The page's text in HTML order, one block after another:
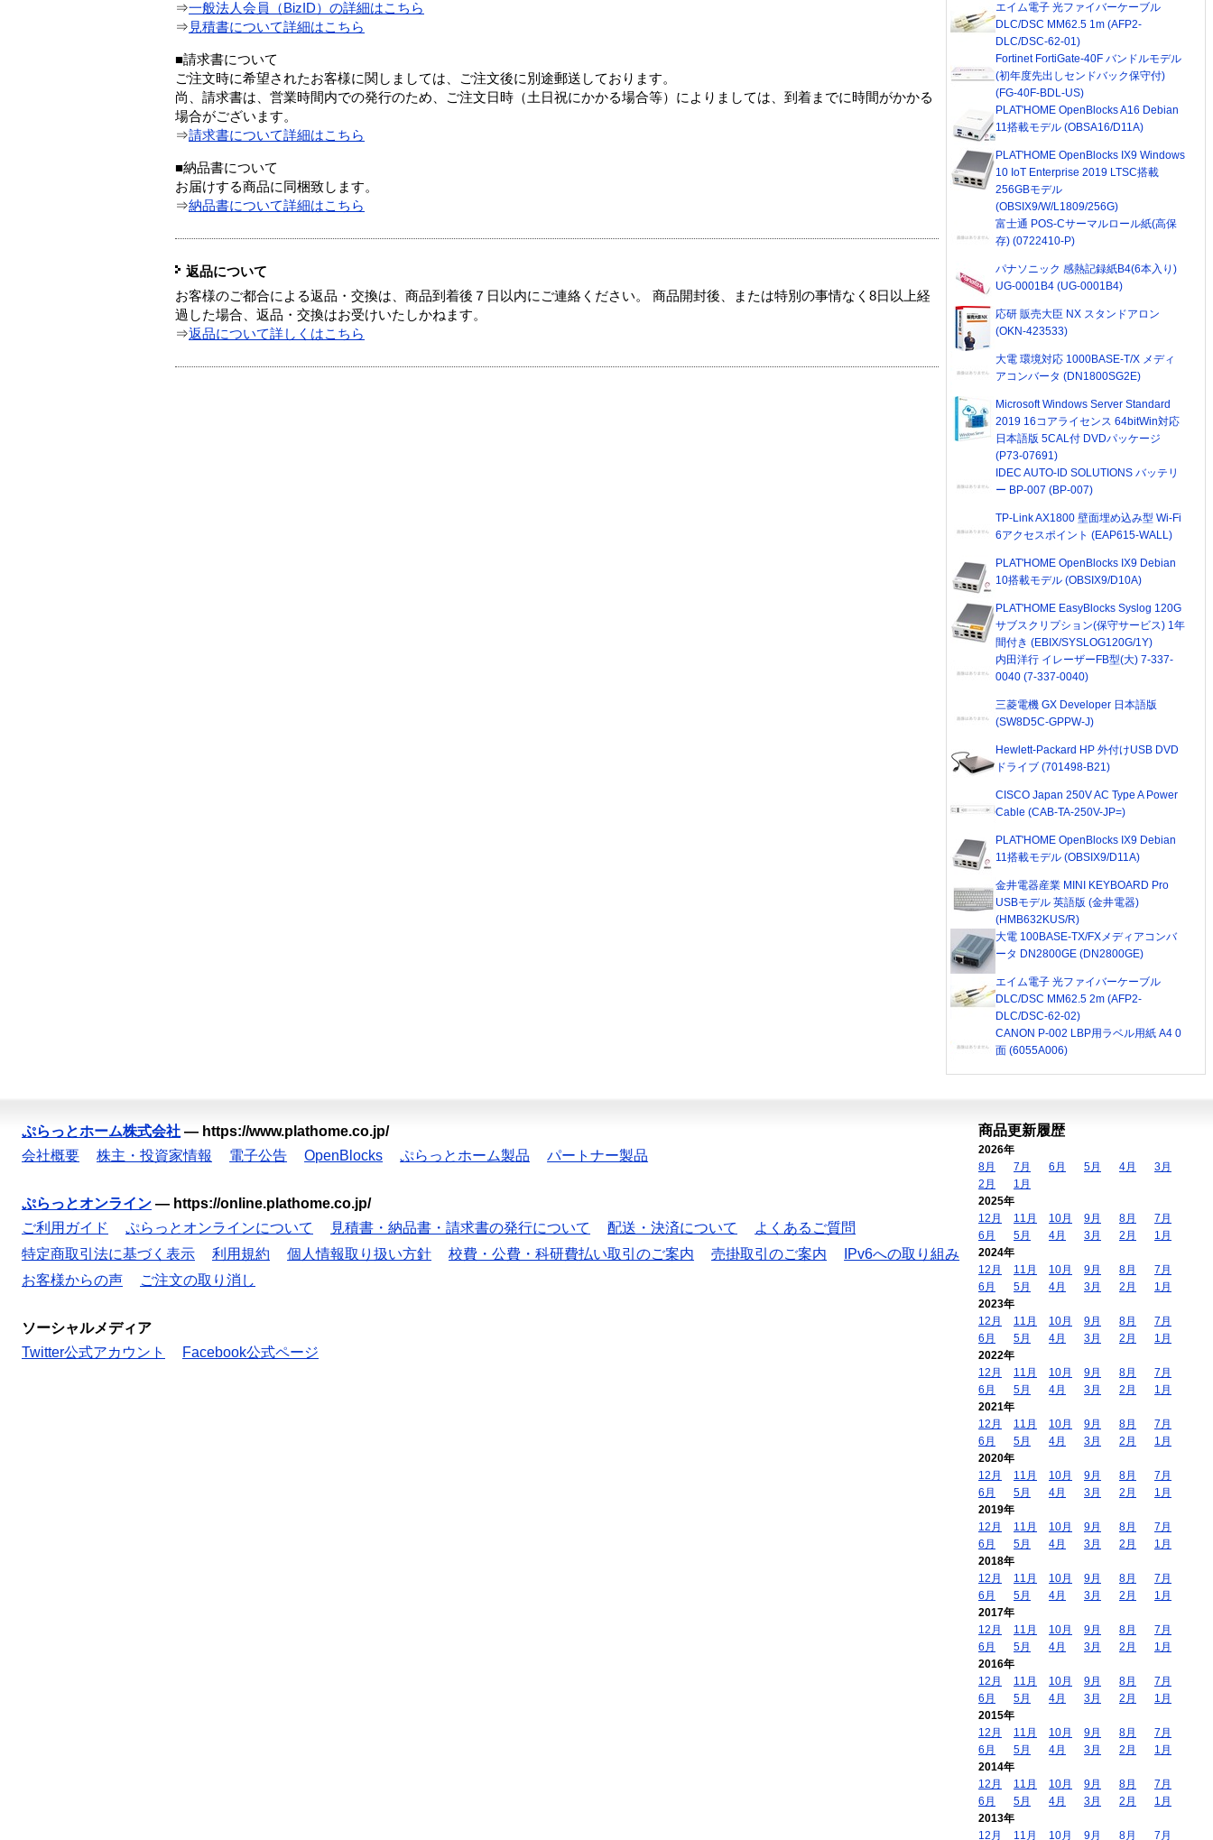
⇒一般法人会員（BizID）の詳細はこちら
⇒ 見積書について詳細はこちら
■請求書について
ご注文時に希望されたお客様に関しましては、ご注文後に別途郵送しております。
尚、請求書は、営業時間内での発行のため、ご注文日時（土日祝にかかる場合等）によりましては、到着までに時間がかかる
場合がございます。
⇒請求書について詳細はこちら
■納品書について
お届けする商品に同梱致します。
⇒納品書について詳細はこちら
返品について
お客様のご都合による返品・交換は、商品到着後７日以内にご連絡ください。 商品開封後、または特別の事情なく8日以上経
過した場合、返品・交換はお受けいたしかねます。
⇒返品について詳しくはこちら
エイム電子 光ファイバーケーブル
DLC/DSC MM62.5 1m (AFP2-
DLC/DSC-62-01)
Fortinet FortiGate-40F バンドルモデル
(初年度先出しセンドバック保守付)
(FG-40F-BDL-US)
PLAT'HOME OpenBlocks A16 Debian
11搭載モデル (OBSA16/D11A)
PLAT'HOME OpenBlocks IX9 Windows
10 IoT Enterprise 2019 LTSC搭載
256GBモデル
(OBSIX9/W/L1809/256G)
富士通 POS-Cサーマルロール紙(高保
存) (0722410-P)
パナソニック 感熱記録紙B4(6本入り)
UG-0001B4 (UG-0001B4)
応研 販売大臣 NX スタンドアロン
(OKN-423533)
大電 環境対応 1000BASE-T/X メディ
アコンバータ (DN1800SG2E)
Microsoft Windows Server Standard
2019 16コアライセンス 64bitWin対応
日本語版 5CAL付 DVDパッケージ
(P73-07691)
IDEC AUTO-ID SOLUTIONS バッテリ
ー BP-007 (BP-007)
TP-Link AX1800 壁面埋め込み型 Wi-Fi
6アクセスポイント (EAP615-WALL)
PLAT'HOME OpenBlocks IX9 Debian
10搭載モデル (OBSIX9/D10A)
PLAT'HOME EasyBlocks Syslog 120G
サブスクリプション(保守サービス) 1年
間付き (EBIX/SYSLOG120G/1Y)
内田洋行 イレーザーFB型(大) 7-337-
0040 (7-337-0040)
三菱電機 GX Developer 日本語版
(SW8D5C-GPPW-J)
Hewlett-Packard HP 外付けUSB DVD
ドライブ (701498-B21)
CISCO Japan 250V AC Type A Power
Cable (CAB-TA-250V-JP=)
PLAT'HOME OpenBlocks IX9 Debian
11搭載モデル (OBSIX9/D11A)
金井電器産業 MINI KEYBOARD Pro
USBモデル 英語版 (金井電器)
(HMB632KUS/R)
大電 100BASE-TX/FXメディアコンバ
ータ DN2800GE (DN2800GE)
エイム電子 光ファイバーケーブル
DLC/DSC MM62.5 2m (AFP2-
DLC/DSC-62-02)
CANON P-002 LBP用ラベル用紙 A4 0
面 (6055A006)
ぷらっとホーム株式会社 — https://www.plathome.co.jp/
会社概要
株主・投資家情報 電子公告 OpenBlocks ぷらっとホーム製品 パートナー製品
ぷらっとオンライン — https://online.plathome.co.jp/
ご利用ガイド
ぷらっとオンラインについて 見積書・納品書・請求書の発行について 配送・決済について
よくあるご質問
特定商取引法に基づく表示
利用規約 個人情報取り扱い方針 校費・公費・科研費払い取引のご案内 売掛取引のご案内
IPv6への取り組み
お客様からの声
ご注文の取り消し
ソーシャルメディア
Twitter公式アカウント
Facebook公式ページ
商品更新履歴
2026年
8月
7月 6月 5月 4月
3月
2月
1月
2025年
12月
11月 10月 9月 8月
7月
6月
5月 4月 3月 2月
1月
2024年
12月
11月 10月 9月 8月
7月
6月
5月 4月 3月 2月
1月
2023年
12月
11月 10月 9月 8月
7月
6月
5月 4月 3月 2月
1月
2022年
12月
11月 10月 9月 8月
7月
6月
5月 4月 3月 2月
1月
2021年
12月
11月 10月 9月 8月
7月
6月
5月 4月 3月 2月
1月
2020年
12月
11月 10月 9月 8月
7月
6月
5月 4月 3月 2月
1月
2019年
12月
11月 10月 9月 8月
7月
6月
5月 4月 3月 2月
1月
2018年
12月
11月 10月 9月 8月
7月
6月
5月 4月 3月 2月
1月
2017年
12月
11月 10月 9月 8月
7月
6月
5月 4月 3月 2月
1月
2016年
12月
11月 10月 9月 8月
7月
6月
5月 4月 3月 2月
1月
2015年
12月
11月 10月 9月 8月
7月
6月
5月 4月 3月 2月
1月
2014年
12月
11月 10月 9月 8月
7月
6月
5月 4月 3月 2月
1月
2013年
12月
11月 10月 9月 8月 7月